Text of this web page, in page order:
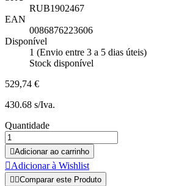
RUB1902467
EAN
0086876223606
Disponível
1 (Envio entre 3 a 5 dias úteis)
Stock disponível
529,74 €
430.68 s/Iva.
Quantidade
Adicionar ao carrinho
Adicionar à Wishlist
 Comparar este Produto